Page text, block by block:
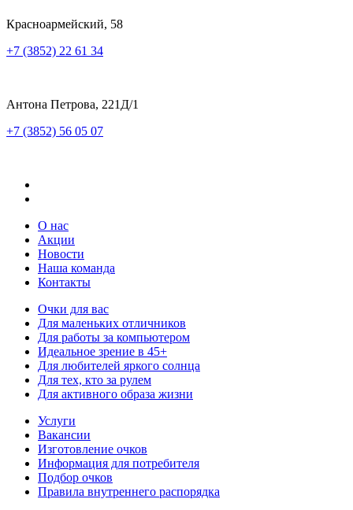
Красноармейский, 58
+7 (3852) 22 61 34
Антона Петрова, 221Д/1
+7 (3852) 56 05 07
О нас
Акции
Новости
Наша команда
Контакты
Очки для вас
Для маленьких отличников
Для работы за компьютером
Идеальное зрение в 45+
Для любителей яркого солнца
Для тех, кто за рулем
Для активного образа жизни
Услуги
Вакансии
Изготовление очков
Информация для потребителя
Подбор очков
Правила внутреннего распорядка